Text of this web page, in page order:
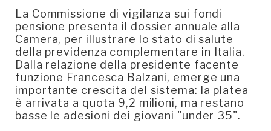
La Commissione di vigilanza sui fondi
pensione presenta il dossier annuale alla
Camera, per illustrare lo stato di salute
della previdenza complementare in Italia.
Dalla relazione della presidente facente
funzione Francesca Balzani, emerge una
importante crescita del sistema: la platea
è arrivata a quota 9,2 milioni, ma restano
basse le adesioni dei giovani "under 35".